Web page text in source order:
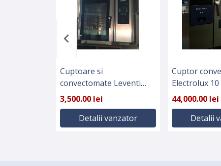
Cuptoare si
convectomate Leventi
Olanda
3,500.00 lei
Detalii vanzator
Cuptor
Electrolux
2019
44,000.00 lei
Detalii